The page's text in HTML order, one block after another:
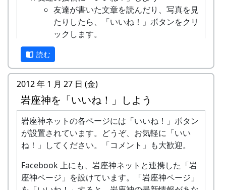
以上で、少し難しいところは全部終りました。
なんだか、昔、メールを送信してから電話をかけ
て「メールを送ったけど、読んでくれたか？」と
確認したことを思い出しますね。でも、最初はそ
んなものです。
のんびりと数人の友達から始めましょう。
友達が書いた文章を読んだり、写真を見
たりしたら、「いいね！」ボタンをクリ
ックします。
「共感した！」とかじゃなくても、「い
いね！」をクリックして構いません。
「二日酔いで死にそう」と書いてあって
も「いいね！」しましょう。これは「読
んだよ」という合図ぐらいのものです。
友達の投稿にコメントしよう
友達の文章や写真に何かひとこと言いた
くなったら、「コメントする」をクリッ
クして、コメントしましょう。
近況をシェアしよう（基本編）
慣れてきたら、自分から話題を開始して
読む
2012 年 1 月 27 日 (金)
岩座神を「いいね！」しよう
岩座神ネットの各ページには「いいね！」ボタン
が設置されています。どうぞ、お気軽に「いい
ね！」してください。「コメント」も大歓迎。
Facebook 上にも、岩座神ネットと連携した「岩
座神ページ」を設けています。「岩座神ページ」